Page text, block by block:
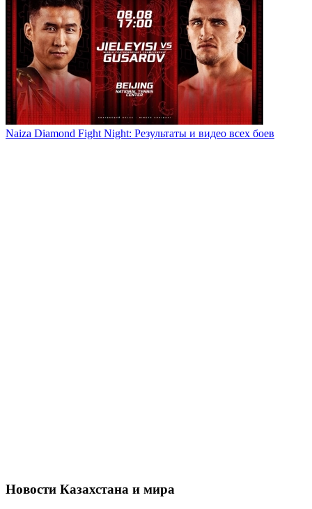
Naiza Diamond Fight Night: Результаты и видео всех боев
Новости Казахстана и мира